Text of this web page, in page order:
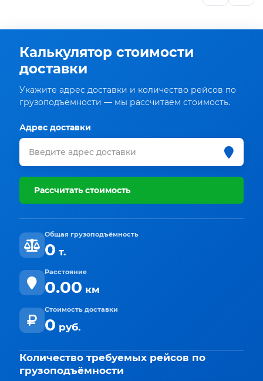
Калькулятор стоимости
доставки
Укажите адрес доставки и количество рейсов по
грузоподъёмности — мы рассчитаем стоимость.
Адрес доставки
Рассчитать стоимость
Общая грузоподъёмность
0 т.
Расстояние
0.00 км
Стоимость доставки
0 руб.
Количество требуемых рейсов по
грузоподъёмности